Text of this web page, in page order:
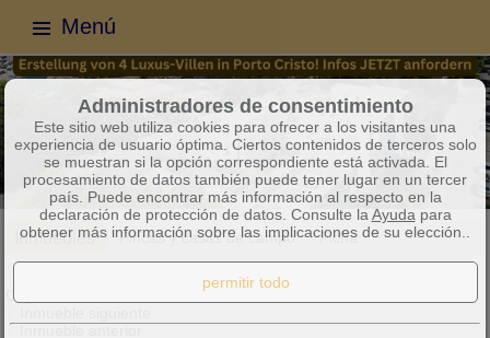
Menú
Inmuebles Fincas y casas de campo Ficha
Objeto 8 de 28
Administradores de consentimiento
Este sitio web utiliza cookies para ofrecer a los visitantes una
experiencia de usuario óptima. Ciertos contenidos de terceros solo
se muestran si la opción correspondiente está activada. El
procesamiento de datos también puede tener lugar en un tercer
país. Puede encontrar más información al respecto en la
declaración de protección de datos. Consulte la Ayuda para
obtener más información sobre las implicaciones de su elección..